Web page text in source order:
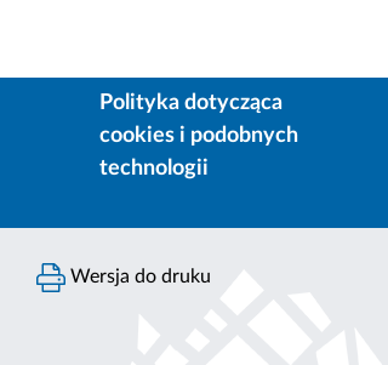
Polityka dotycząca
cookies i podobnych
technologii
Wersja do druku